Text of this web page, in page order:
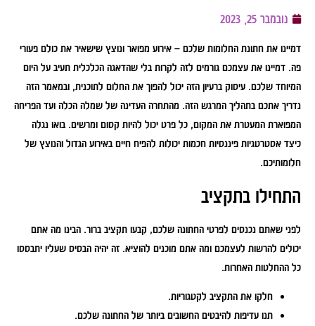
נובמבר 25, 2023
דמיינו את חתונת החלומות שלכם – אירוע מפואר ונוצץ שישאיר את כולם פעורי
פה. דמיינו את עצמכם גורמים לזה לקרות בלי שהדאגה הכלכלית תעיב על היום
המיוחד שלכם. עיסוק ברעיון הזה יכול להפוך את החלום לתוכנית, ובמאמר הזה
נדריך אתכם בתהליך המרגש הזה. מהתחרה העדינה של שמלה הכלה ועד הפריחה
המפוארת המעטרת את המקום, כל פרט יכול להיות קסום ומרשים. בואו נגלה
כיצד אסטרטגיות פיננסיות חכמות יכולות להפיח חיים באירוע הגדול והנוצץ של
חלומותיכם.
התחילו בתקציב
לפני שאתם נכנסים לפרטי החתונה שלכם, קבעו תקציב ברור. הבינו מה אתם
יכולים להרשות לעצמכם ומה אתם מוכנים להוציא. זה יהיה הבסיס שעליו יתבססו
כל ההחלטות האחרות.
חלקו את התקציב לקטגוריות.
תנו עדיפות להיבטים החשובים ביותר של החתונה שלכם.